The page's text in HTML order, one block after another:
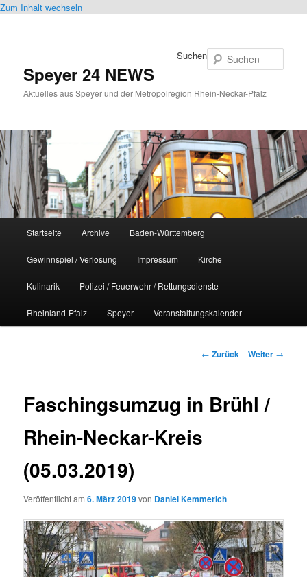
Zum Inhalt wechseln
Speyer 24 NEWS
Aktuelles aus Speyer und der Metropolregion Rhein-Neckar-Pfalz
Suchen
Startseite Archive Baden-Württemberg
Gewinnspiel / Verlosung Impressum Kirche
Kulinarik Polizei / Feuerwehr / Rettungsdienste
Rheinland-Pfalz Speyer Veranstaltungskalender
Beitrags-
← Zurück Weiter →
Faschingsumzug in Brühl /
Rhein-Neckar-Kreis
(05.03.2019)
Veröffentlicht am6. März 2019von Daniel Kemmerich